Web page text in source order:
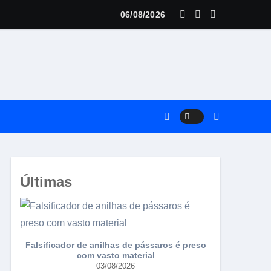
06/08/2026
Últimas
Falsificador de anilhas de pássaros é preso
com vasto material
03/08/2026